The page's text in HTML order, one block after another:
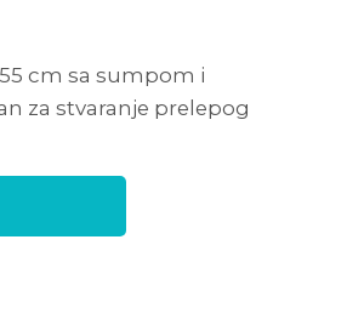
cm sa sumpom i
za stvaranje prelepog